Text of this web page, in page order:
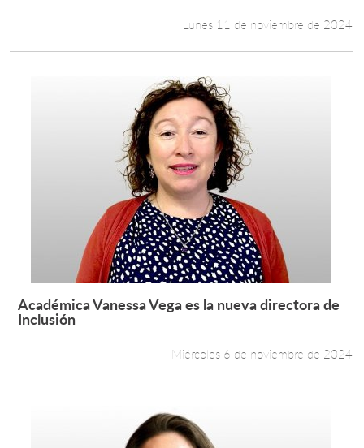
Lunes 11 de noviembre de 2024
Leer más +
Académica Vanessa Vega es la nueva directora de
Inclusión
Miércoles 6 de noviembre de 2024